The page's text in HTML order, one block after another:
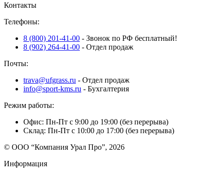
Контакты
Телефоны:
8 (800) 201-41-00 - Звонок по РФ бесплатный!
8 (902) 264-41-00 - Отдел продаж
Почты:
trava@ufgrass.ru - Отдел продаж
info@sport-kms.ru - Бухгалтерия
Режим работы:
Офис: Пн-Пт с 9:00 до 19:00 (без перерыва)
Склад: Пн-Пт с 10:00 до 17:00 (без перерыва)
© ООО “Компания Урал Про”, 2026
Информация